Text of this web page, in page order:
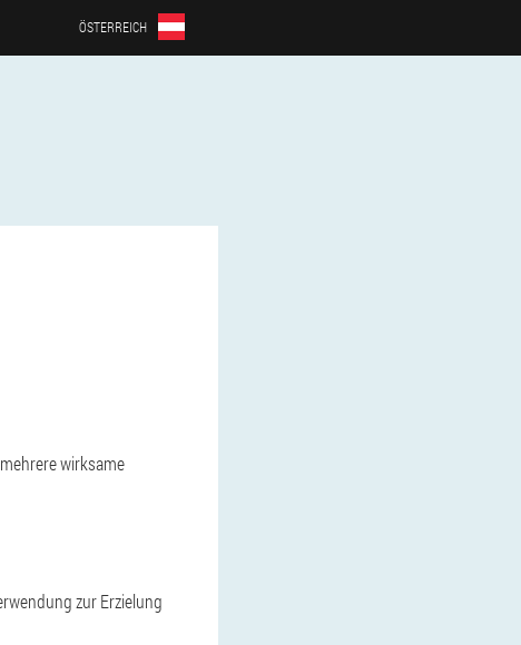
ÖSTERREICH
wirksame
zur Erzielung